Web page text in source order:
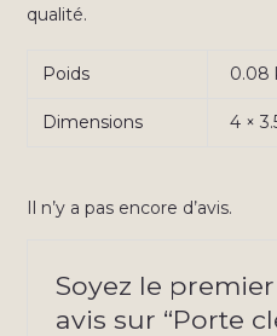
qualité.
Poids 0.08
Dimensions 4 ×
Il n’y a pas encore d’avis.
Soyez le
avis sur “Porte